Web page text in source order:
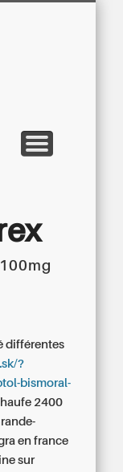
différentes
?
bismoral-
2400
en france
sur